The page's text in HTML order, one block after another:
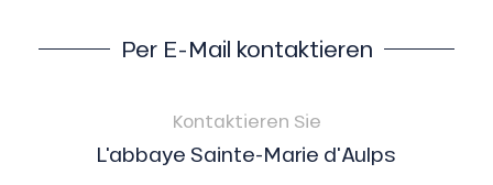
Per E-Mail kontaktieren
Kontaktieren Sie
L'abbaye Sainte-Marie d'Aulps